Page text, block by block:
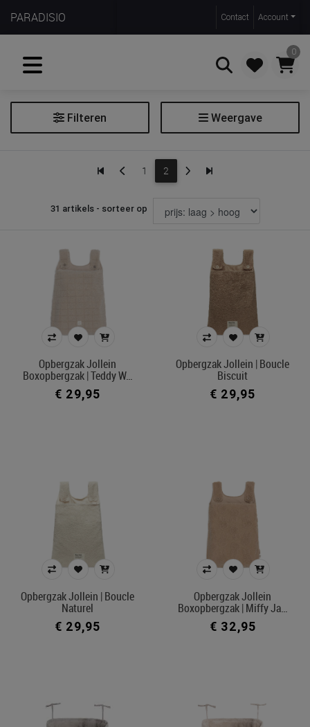
PARADISIO Contact Account
0
Zoeken
Filteren Weergave
Extra filters
Voor het opbergen van
speelgoed
luiers en pyjama
Prijs
€ 9
In voorraad
1 2
31 artikels - sorteer op
Opbergzak Jollein
Boxopbergzak | Teddy W…
€ 29,95
Opbergzak Jollein | Boucle
Biscuit
€ 29,95
Opbergzak Jollein | Boucle
Naturel
€ 29,95
Opbergzak Jollein
Boxopbergzak | Miffy Ja…
€ 32,95